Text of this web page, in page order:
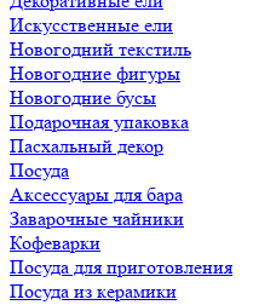
Искусственные ели
Новогодний текстиль
Новогодние фигуры
Новогодние бусы
Подарочная упаковка
Пасхальный декор
Посуда
Аксессуары для бара
Заварочные чайники
Кофеварки
Посуда для приготовления
Посуда из керамики